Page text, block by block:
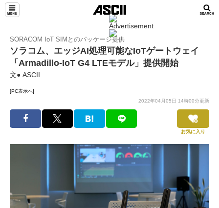
SORACOM IoT SIMとのパッケージ提供
ソラコム、エッジAI処理可能なIoTゲートウェイ
「Armadillo-IoT G4 LTEモデル」提供開始
文● ASCII
[PC表示へ]
2022年04月05日 14時00分更新
お気に入り